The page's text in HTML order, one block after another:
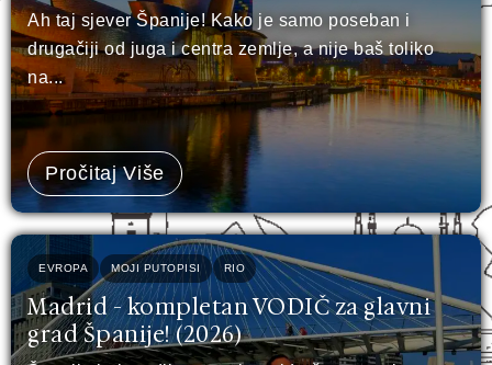
Ah taj sjever Španije! Kako je samo poseban i
drugačiji od juga i centra zemlje, a nije baš toliko
na...
Pročitaj Više
EVROPA MOJI PUTOPISI RIO
Madrid - kompletan VODIČ za glavni
grad Španije! (2026)